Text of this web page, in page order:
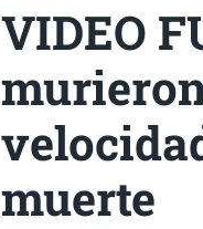
VIDEO
muerte